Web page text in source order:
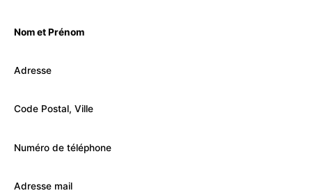
Nom et Prénom
Adresse
Code Postal, Ville
Numéro de téléphone
Adresse mail